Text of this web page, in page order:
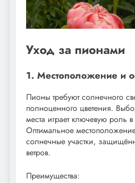
Уход за пионами
1. Местоположение и
Пионы требуют солнечного
полноценного цветения.
места играет ключевую роль
Оптимальное
солнечные участки,
ветров.
Преимущества: